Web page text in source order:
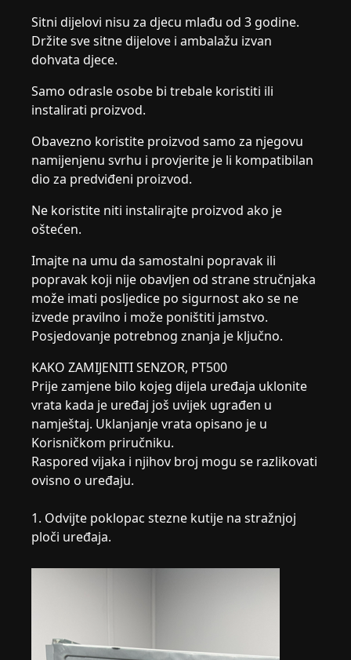
Sitni dijelovi nisu za djecu mlađu od 3 godine.
Držite sve sitne dijelove i ambalažu izvan
dohvata djece.
Samo odrasle osobe bi trebale koristiti ili
instalirati proizvod.
Obavezno koristite proizvod samo za njegovu
namijenjenu svrhu i provjerite je li kompatibilan
dio za predviđeni proizvod.
Ne koristite niti instalirajte proizvod ako je
oštećen.
Imajte na umu da samostalni popravak ili
popravak koji nije obavljen od strane stručnjaka
može imati posljedice po sigurnost ako se ne
izvede pravilno i može poništiti jamstvo.
Posjedovanje potrebnog znanja je ključno.
KAKO ZAMIJENITI SENZOR, PT500
Prije zamjene bilo kojeg dijela uređaja uklonite
vrata kada je uređaj još uvijek ugrađen u
namještaj. Uklanjanje vrata opisano je u
Korisničkom priručniku.
Raspored vijaka i njihov broj mogu se razlikovati
ovisno o uređaju.
1. Odvijte poklopac stezne kutije na stražnjoj
ploči uređaja.